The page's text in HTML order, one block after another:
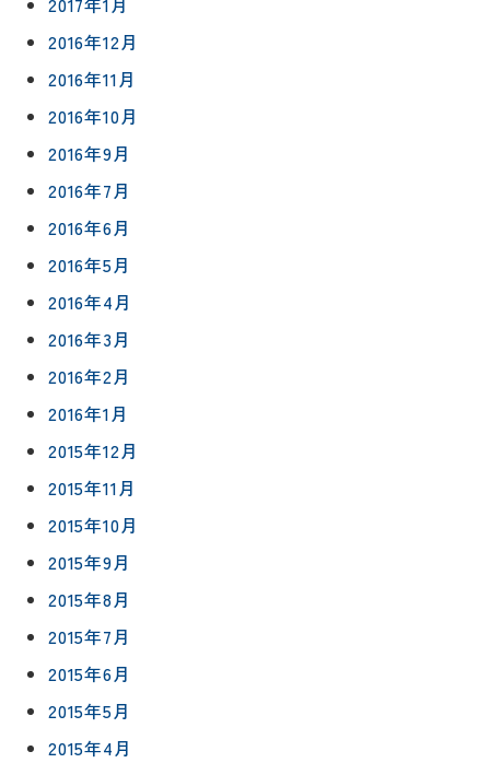
2016年12月
2016年11月
2016年10月
2016年9月
2016年7月
2016年6月
2016年5月
2016年4月
2016年3月
2016年2月
2016年1月
2015年12月
2015年11月
2015年10月
2015年9月
2015年8月
2015年7月
2015年6月
2015年5月
2015年4月